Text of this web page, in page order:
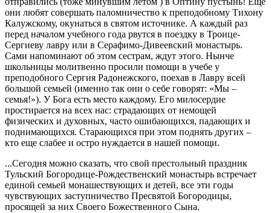
они любят совершать паломничество к преподобному Тихону
Калужскому, окунаться в святом источнике. А каждый раз
перед началом учебного года рвутся в поездку в Троице-
Сергиеву лавру или в Серафимо-Дивеевский монастырь.
Сами напоминают об этом сестрам, ждут этого. Нынче
школьницы молитвенно просили помощи в учебе у
преподобного Сергия Радонежского, поехав в Лавру всей
большой семьей (именно так они о себе говорят: «Мы –
семья!»). У Бога есть место каждому. Его милосердие
простирается на всех нас: страдающих от немощей
физических и духовных, часто ошибающихся, падающих и
поднимающихся. Старающихся при этом поднять других –
кто еще слабее и остро нуждается в нашей помощи.
...Сегодня можно сказать, что свой престольный праздник
Тульский Богородице-Рождественский монастырь встречает
единой семьей монашествующих и детей, все эти годы
чувствующих заступничество Пресвятой Богородицы,
просящей за них Своего Божественного Сына.